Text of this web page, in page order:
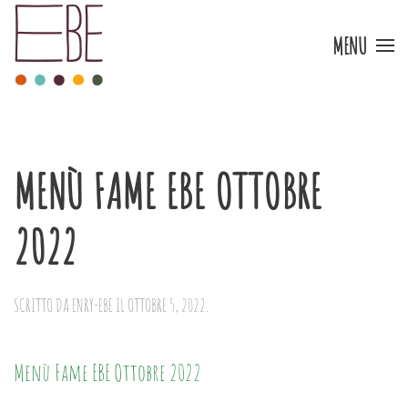
Skip to main content MENU
MENÙ FAME EBE OTTOBRE
2022
SCRITTO DA ENRY-EBE IL OTTOBRE 5, 2022.
Menù Fame EBE Ottobre 2022